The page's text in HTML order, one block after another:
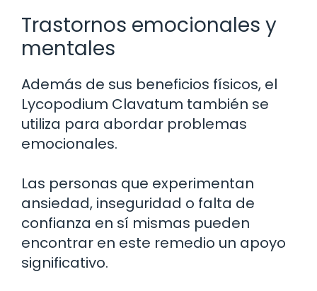
Trastornos emocionales y
mentales
Además de sus beneficios físicos, el
Lycopodium Clavatum también se
utiliza para abordar problemas
emocionales.
Las personas que experimentan
ansiedad, inseguridad o falta de
confianza en sí mismas pueden
encontrar en este remedio un apoyo
significativo.